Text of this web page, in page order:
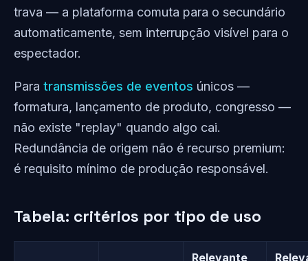
trava — a plataforma comuta para o secundário
automaticamente, sem interrupção visível para o
espectador.
Para transmissões de eventos únicos —
formatura, lançamento de produto, congresso —
não existe "replay" quando algo cai.
Redundância de origem não é recurso premium:
é requisito mínimo de produção responsável.
Tabela: critérios por tipo de uso
Relevante